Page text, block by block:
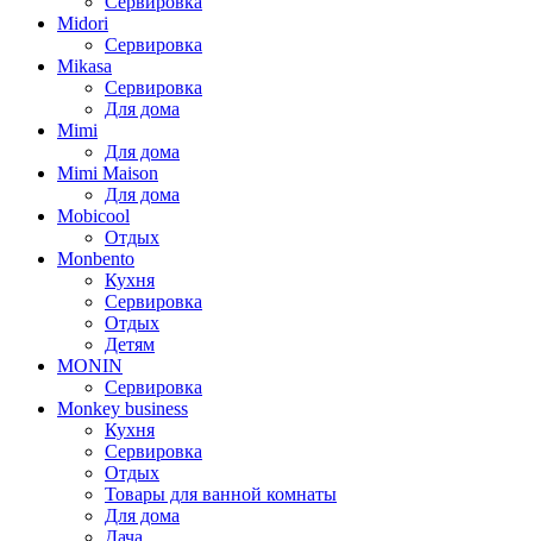
Midori
Сервировка
Mikasa
Сервировка
Для дома
Mimi
Для дома
Mimi Maison
Для дома
Mobicool
Отдых
Monbento
Кухня
Сервировка
Отдых
Детям
MONIN
Сервировка
Monkey business
Кухня
Сервировка
Отдых
Товары для ванной комнаты
Для дома